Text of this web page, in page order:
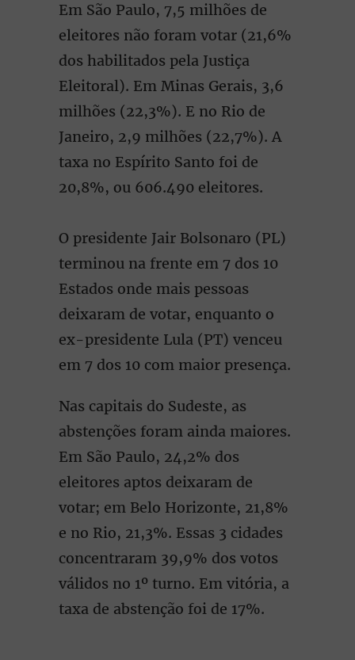
Em São Paulo, 7,5 milhões de
eleitores não foram votar (21,6%
dos habilitados pela Justiça
Eleitoral). Em Minas Gerais, 3,6
milhões (22,3%). E no Rio de
Janeiro, 2,9 milhões (22,7%). A
taxa no Espírito Santo foi de
20,8%, ou 606.490 eleitores.
O presidente Jair Bolsonaro (PL)
terminou na frente em 7 dos 10
Estados onde mais pessoas
deixaram de votar, enquanto o
ex-presidente Lula (PT) venceu
em 7 dos 10 com maior presença.
Nas capitais do Sudeste, as
abstenções foram ainda maiores.
Em São Paulo, 24,2% dos
eleitores aptos deixaram de
votar; em Belo Horizonte, 21,8%
e no Rio, 21,3%. Essas 3 cidades
concentraram 39,9% dos votos
válidos no 1º turno. Em vitória, a
taxa de abstenção foi de 17%.